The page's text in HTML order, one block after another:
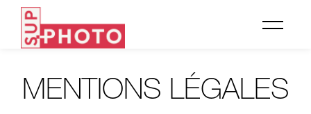
MENTIONS LÉGALES